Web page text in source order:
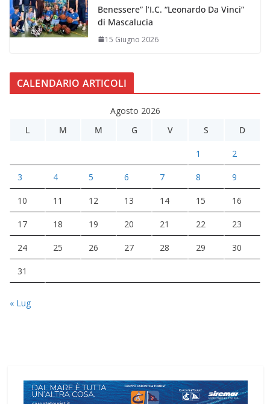
Benessere” l’I.C. “Leonardo Da Vinci”
di Mascalucia
15 Giugno 2026
CALENDARIO ARTICOLI
Agosto 2026
L
M M G V S D
1 2
3 4 5 6 7 8 9
10 11 12 13 14 15 16
17 18 19 20 21 22 23
24 25 26 27 28 29 30
31
« Lug